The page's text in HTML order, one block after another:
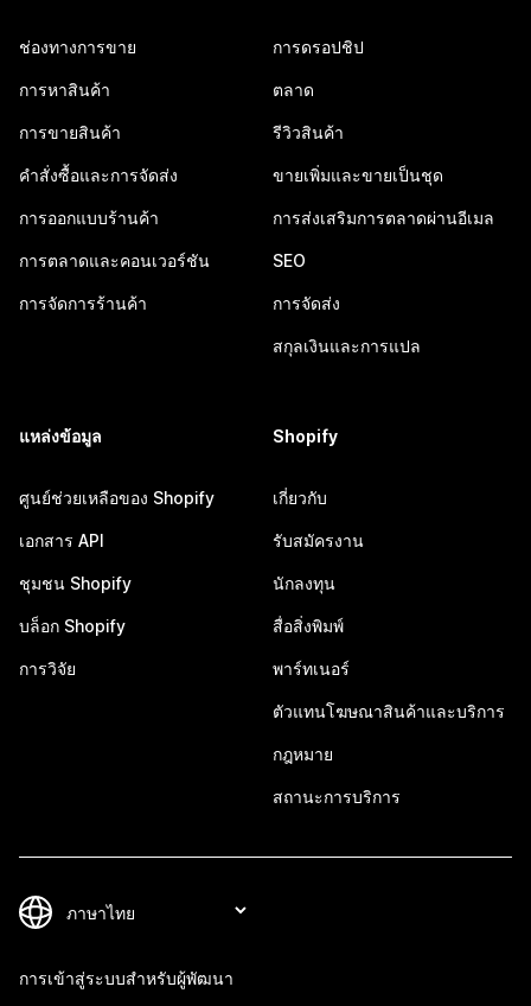
ช่องทางการขาย
การหาสินค้า
การขายสินค้า
คำสั่งซื้อและการจัดส่ง
การออกแบบร้านค้า
การตลาดและคอนเวอร์ชัน
การจัดการร้านค้า
การดรอปชิป
ตลาด
รีวิวสินค้า
ขายเพิ่มและขายเป็นชุด
การส่งเสริมการตลาดผ่านอีเมล
SEO
การจัดส่ง
สกุลเงินและการแปล
แหล่งข้อมูล
ศูนย์ช่วยเหลือของ Shopify
เอกสาร API
ชุมชน Shopify
บล็อก Shopify
การวิจัย
Shopify
เกี่ยวกับ
รับสมัครงาน
นักลงทุน
สื่อสิ่งพิมพ์
พาร์ทเนอร์
ตัวแทนโฆษณาสินค้าและบริการ
กฎหมาย
สถานะการบริการ
การเข้าสู่ระบบสำหรับผู้พัฒนา